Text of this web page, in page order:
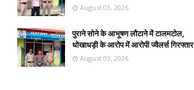
August 03, 2026
पुराने सोने के आभूषण लौटाने में टालमटोल,
धोखाधड़ी के आरोप में आरोपी ज्वैलर्स गिरफ्तार
August 03, 2026